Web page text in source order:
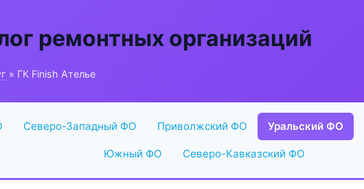
ремонтных организаций
» ГК Finish Ателье
Северо-Западный ФО Приволжский ФО Уральский ФО
Южный ФО Северо-Кавказский ФО